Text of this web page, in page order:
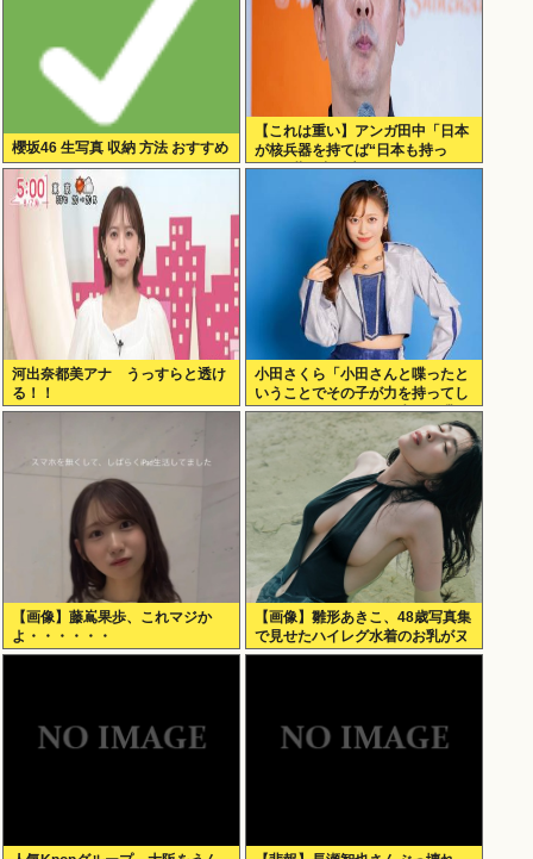
櫻坂46 生写真 収納 方法 おすすめ
【これは重い】アンガ田中「日本
が核兵器を持てば“日本も持っ
た”と世界中に広がる」
河出奈都美アナ うっすらと透け
る！！
小田さくら「小田さんと喋ったと
いうことでその子が力を持ってし
まわないように、研修生とは喋ら
ないように
【画像】藤嶌果歩、これマジか
よ・・・・・・
【画像】雛形あきこ、48歳写真集
で見せたハイレグ水着のお乳がヌ
ケる